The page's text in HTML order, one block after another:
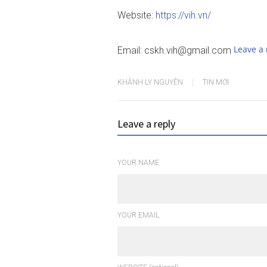
Website: https://vih.vn/
Email: cskh.vih@gmail.com Leave
KHÁNH LY NGUYỄN TIN MỚI
Leave a reply
YOUR NAME
YOUR EMAIL